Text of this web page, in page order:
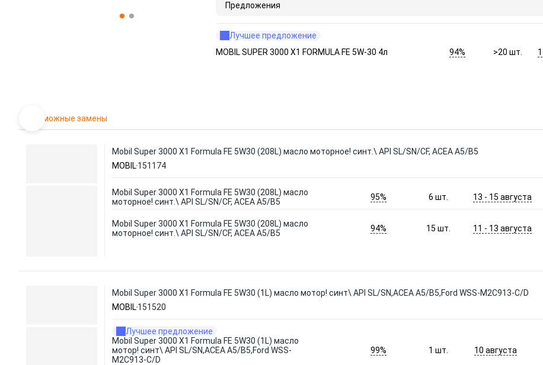
Предложения
Лучшее предложение
MOBIL SUPER 3000 X1 FORMULA FE 5W-30 4л
94% >20шт.
Возможные замены
Mobil Super 3000 X1 Formula FE 5W30 (208L) масло моторное! синт.\ API SL/SN/CF, ACEA A5/B5
MOBIL151174
Mobil Super 3000 X1 Formula FE 5W30 (208L) масло
моторное! синт.\ API SL/SN/CF, ACEA A5/B5
95% 6шт. 13 - 15 августа
Mobil Super 3000 X1 Formula FE 5W30 (208L) масло
моторное! синт.\ API SL/SN/CF, ACEA A5/B5
94% 15шт. 11 - 13 августа
Mobil Super 3000 X1 Formula FE 5W30 (1L) масло мотор! синт\ API SL/SN,ACEA A5/B5,Ford WSS-M2C913-C/D
MOBIL151520
Лучшее предложение
Mobil Super 3000 X1 Formula FE 5W30 (1L) масло
мотор! синт\ API SL/SN,ACEA A5/B5,Ford WSS-
M2C913-C/D
99% 1шт. 10 августа